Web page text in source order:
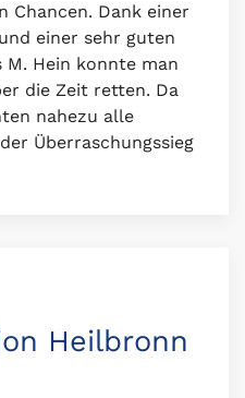
Chancen. Dank einer
einer sehr guten
Hein konnte man
die Zeit retten. Da
nahezu alle
Überraschungssieg
Heilbronn